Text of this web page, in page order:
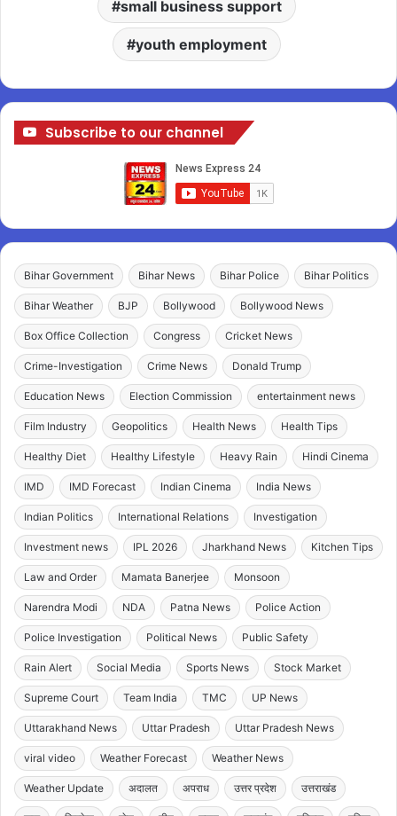
small business support
youth employment
Subscribe to our channel
Bihar Government Bihar News Bihar Police Bihar Politics
Bihar Weather BJP Bollywood Bollywood News
Box Office Collection Congress Cricket News
Crime-Investigation Crime News Donald Trump
Education News Election Commission entertainment news
Film Industry Geopolitics Health News Health Tips
Healthy Diet Healthy Lifestyle Heavy Rain Hindi Cinema
IMD IMD Forecast Indian Cinema India News
Indian Politics International Relations Investigation
Investment news IPL 2026 Jharkhand News Kitchen Tips
Law and Order Mamata Banerjee Monsoon
Narendra Modi NDA Patna News Police Action
Police Investigation Political News Public Safety
Rain Alert Social Media Sports News Stock Market
Supreme Court Team India TMC UP News
Uttarakhand News Uttar Pradesh Uttar Pradesh News
viral video Weather Forecast Weather News
Weather Update अदालत अपराध उत्तर प्रदेश उत्तराखंड